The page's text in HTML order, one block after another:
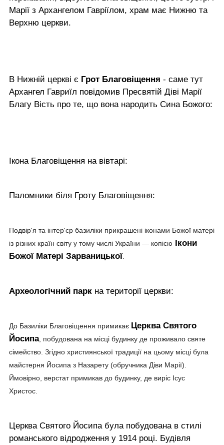
Марії з Архангелом Гавріїлом, храм має Нижню та
Верхню церкви.
В Нижній церкві є Грот Благовіщення - саме тут
Архангел Гавриїл повідомив Пресвятій Діві Марії
Благу Вість про те, що вона народить Сина Божого:
Ікона Благовіщення на вівтарі:
Паломники біля Гроту Благовіщення:
Подвір'я та інтер'єр базиліки прикрашені іконами Божої матері
із різних країн світу у тому числі України — копією Ікони
Божої Матері Зарваницької
Археологічний парк на території церкви:
До Базиліки Благовіщення примикає Церква Святого
Йосипа, побудована на місці будинку де проживало святе
сімейство. Згідно християнської традиції на цьому місці була
майстерня Йосипа з Назарету (обручника Діви Марії).
Ймовірно, верстат примикав до будинку, де виріс Ісус
Христос.
Церква Святого Йосипа була побудована в стилі
романського відродження у 1914 році. Будівля